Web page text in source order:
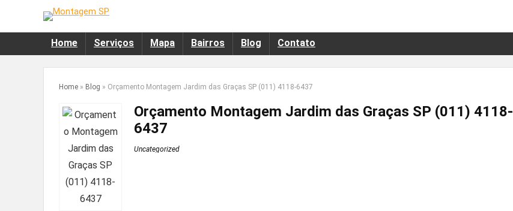
Home Serviços Mapa Bairros Blog Contato
Home » Blog » Orçamento Montagem Jardim das Graças SP (011) 4118-6437
Orçamento Montagem Jardim das Graças SP (011) 4118-
6437
Uncategorized